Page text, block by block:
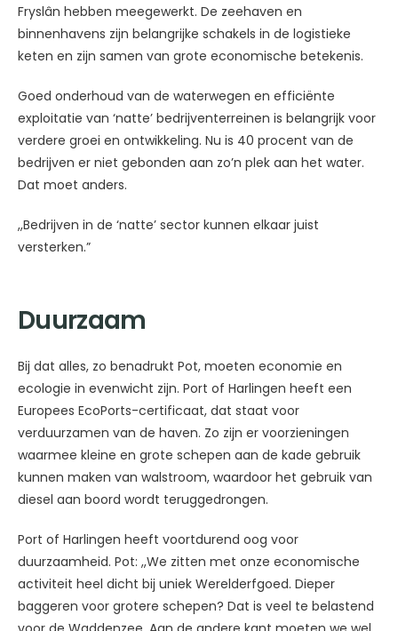
Fryslân hebben meegewerkt. De zeehaven en
binnenhavens zijn belangrijke schakels in de logistieke
keten en zijn samen van grote economische betekenis.
Goed onderhoud van de waterwegen en efficiënte
exploitatie van ‘natte’ bedrijventerreinen is belangrijk voor
verdere groei en ontwikkeling. Nu is 40 procent van de
bedrijven er niet gebonden aan zo’n plek aan het water.
Dat moet anders.
,,Bedrijven in de ‘natte’ sector kunnen elkaar juist
versterken.”
Duurzaam
Bij dat alles, zo benadrukt Pot, moeten economie en
ecologie in evenwicht zijn. Port of Harlingen heeft een
Europees EcoPorts-certificaat, dat staat voor
verduurzamen van de haven. Zo zijn er voorzieningen
waarmee kleine en grote schepen aan de kade gebruik
kunnen maken van walstroom, waardoor het gebruik van
diesel aan boord wordt teruggedrongen.
Port of Harlingen heeft voortdurend oog voor
duurzaamheid. Pot: ,,We zitten met onze economische
activiteit heel dicht bij uniek Werelderfgoed. Dieper
baggeren voor grotere schepen? Dat is veel te belastend